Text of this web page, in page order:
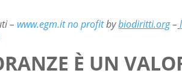
– www.egm.itno profitbybiodiritti.org–
È UN